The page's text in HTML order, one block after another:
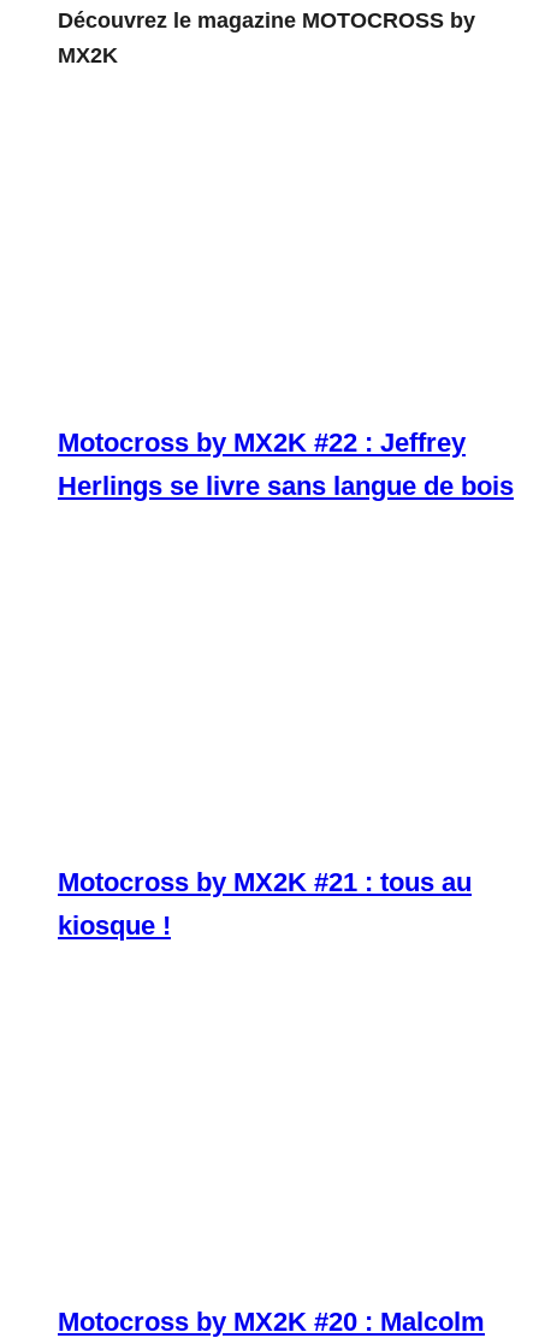
Découvrez le magazine MOTOCROSS by
MX2K
Motocross by MX2K #22 : Jeffrey
Herlings se livre sans langue de bois
Motocross by MX2K #21 : tous au
kiosque !
Motocross by MX2K #20 : Malcolm